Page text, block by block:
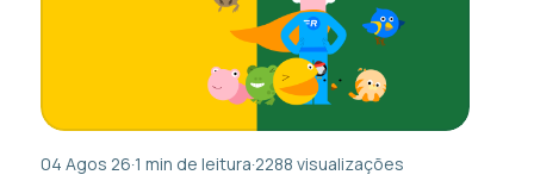
04 Agos 26·1 min de leitura·2288 visualizações